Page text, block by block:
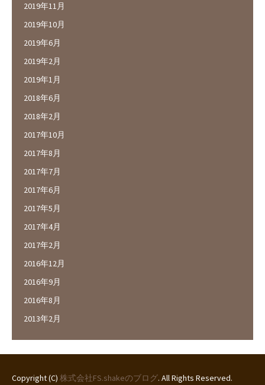
2019年11月
2019年10月
2019年6月
2019年2月
2019年1月
2018年6月
2018年2月
2017年10月
2017年8月
2017年7月
2017年6月
2017年5月
2017年4月
2017年2月
2016年12月
2016年9月
2016年8月
2013年2月
Copyright (C) 株式会社FS.shakeのブログ. All Rights Reserved.